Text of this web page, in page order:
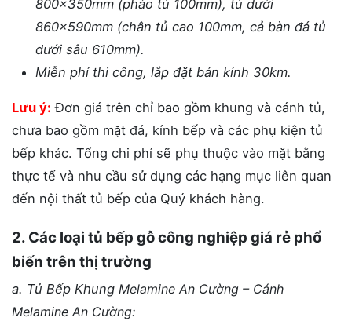
800x350mm (phào tủ 100mm), tủ dưới
860x590mm (chân tủ cao 100mm, cả bàn đá tủ
dưới sâu 610mm).
Miễn phí thi công, lắp đặt bán kính 30km.
Lưu ý: Đơn giá trên chỉ bao gồm khung và cánh tủ,
chưa bao gồm mặt đá, kính bếp và các phụ kiện tủ
bếp khác. Tổng chi phí sẽ phụ thuộc vào mặt bằng
thực tế và nhu cầu sử dụng các hạng mục liên quan
đến nội thất tủ bếp của Quý khách hàng.
2. Các loại tủ bếp gỗ công nghiệp giá rẻ phổ
biến trên thị trường
a. Tủ Bếp Khung Melamine An Cường – Cánh
Melamine An Cường: